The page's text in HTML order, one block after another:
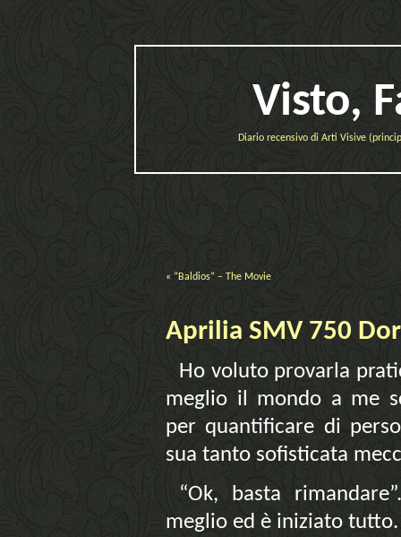
Visto,
Diario recensivo di Arti Visive
« “Baldios” – The Movie
Aprilia SMV 750
Ho voluto provarla
meglio il mondo a me
per quantificare di
sua tanto sofisticata
“Ok, basta
meglio ed è iniziato tutto.